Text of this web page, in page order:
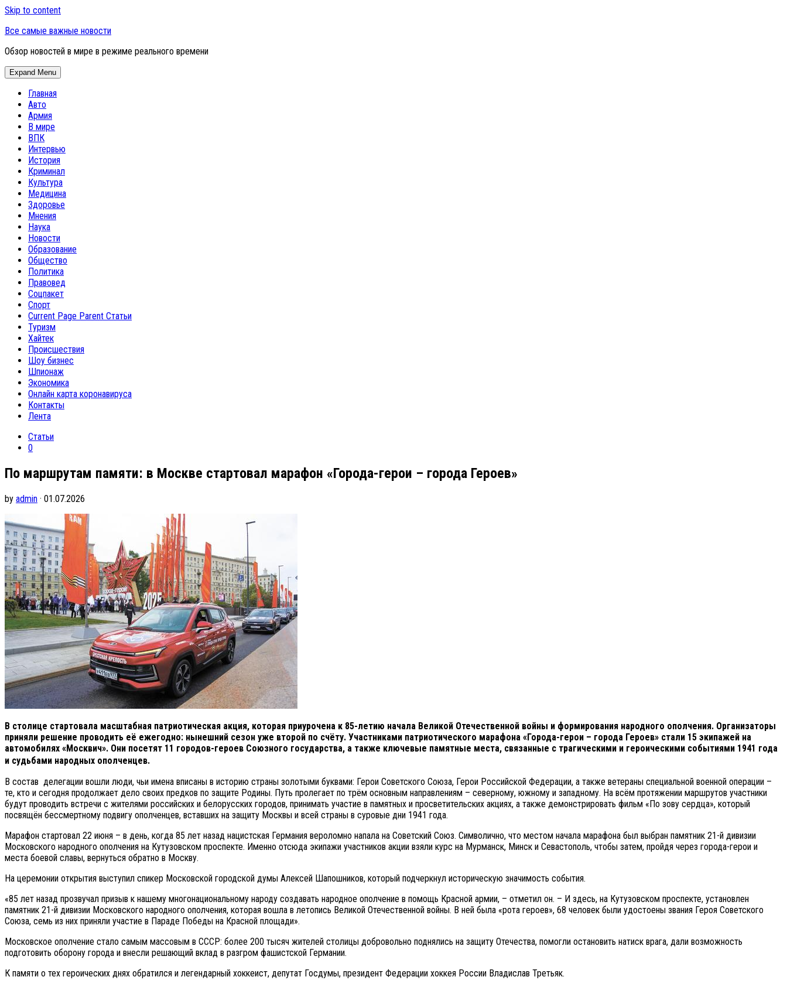
Skip to content
Все самые важные новости
Обзор новостей в мире в режиме реального времени
Expand Menu
Главная
Авто
Армия
В мире
ВПК
Интервью
История
Криминал
Культура
Медицина
Здоровье
Мнения
Наука
Новости
Образование
Общество
Политика
Правовед
Соцпакет
Спорт
Current Page Parent Статьи
Туризм
Хайтек
Происшествия
Шоу бизнес
Шпионаж
Экономика
Онлайн карта коронавируса
Контакты
Лента
Статьи
0
По маршрутам памяти: в Москве стартовал марафон «Города-герои – города Героев»
by admin · 01.07.2026
В столице стартовала масштабная патриотическая акция, которая приурочена к 85-летию начала Великой Отечественной войны и формирования народного ополчения. Организаторы
приняли решение проводить её ежегодно: нынешний сезон уже второй по счёту. Участниками патриотического марафона «Города-герои – города Героев» стали 15 экипажей на
автомобилях «Москвич». Они посетят 11 городов-героев Союзного государства, а также ключевые памятные места, связанные с трагическими и героическими событиями 1941 года
и судьбами народных ополченцев.
В состав делегации вошли люди, чьи имена вписаны в историю страны золотыми буквами: Герои Советского Союза, Герои Российской Федерации, а также ветераны специальной военной операции –
те, кто и сегодня продолжает дело своих предков по защите Родины. Путь пролегает по трём основным направлениям – северному, южному и западному. На всём протяжении маршрутов участники
будут проводить встречи с жителями российских и белорусских городов, принимать участие в памятных и просветительских акциях, а также демонстрировать фильм «По зову сердца», который
посвящён бессмертному подвигу ополченцев, вставших на защиту Москвы и всей страны в суровые дни 1941 года.
Марафон стартовал 22 июня – в день, когда 85 лет назад нацистская Германия вероломно напала на Советский Союз. Символично, что местом начала марафона был выбран памятник 21-й дивизии
Московского народного ополчения на Кутузовском проспекте. Именно отсюда экипажи участников акции взяли курс на Мурманск, Минск и Севастополь, чтобы затем, пройдя через города-герои и
места боевой славы, вернуться обратно в Москву.
На церемонии открытия выступил спикер Московской городской думы Алексей Шапошников, который подчеркнул историческую значимость события.
«85 лет назад прозвучал призыв к нашему многонациональному народу создавать народное ополчение в помощь Красной армии, – отметил он. – И здесь, на Кутузовском проспекте, установлен
памятник 21-й дивизии Московского народного ополчения, которая вошла в летопись Великой Отечественной войны. В ней была «рота героев», 68 человек были удостоены звания Героя Советского
Союза, семь из них приняли участие в Параде Победы на Красной площади».
Московское ополчение стало самым массовым в СССР: более 200 тысяч жителей столицы добровольно поднялись на защиту Отечества, помогли остановить натиск врага, дали возможность
подготовить оборону города и внесли решающий вклад в разгром фашистской Германии.
К памяти о тех героических днях обратился и легендарный хоккеист, депутат Госдумы, президент Федерации хоккея России Владислав Третьяк.